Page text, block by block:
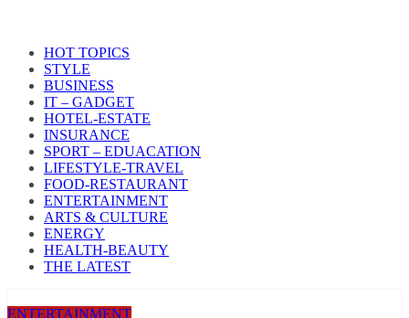
HOT TOPICS
STYLE
BUSINESS
IT – GADGET
HOTEL-ESTATE
INSURANCE
SPORT – EDUACATION
LIFESTYLE​-TRAVEL​
FOOD-RESTAURANT
ENTERTAINMENT
ARTS & CULTURE
ENERGY
HEALTH​-BEAUTY
THE LATEST
ENTERTAINMENT